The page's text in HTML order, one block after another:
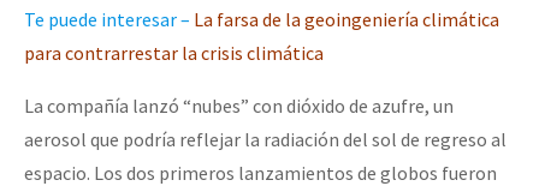
Te puede interesar – La farsa de la geoingeniería climática
para contrarrestar la crisis climática
La compañía lanzó “nubes” con dióxido de azufre, un
aerosol que podría reflejar la radiación del sol de regreso al
espacio. Los dos primeros lanzamientos de globos fueron